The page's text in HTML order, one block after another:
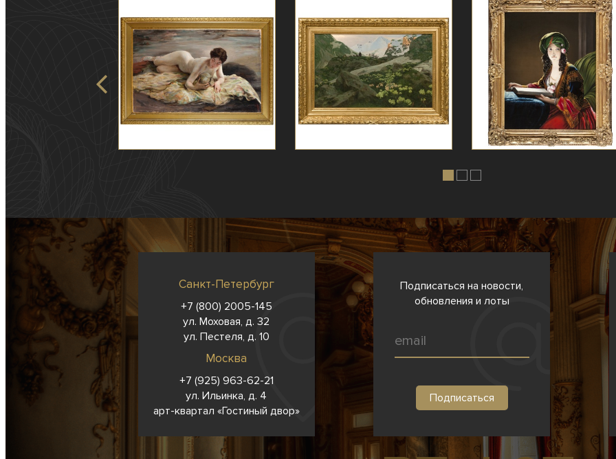
Санкт-Петербург
+7 (800) 2005-145
ул. Моховая, д. 32
ул. Пестеля, д. 10
Москва
+7 (925) 963-62-21
ул. Ильинка, д. 4
арт-квартал «Гостиный двор»
Подписаться на новости,
обновления и лоты